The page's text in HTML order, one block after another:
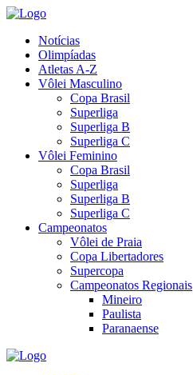
Notícias
Olimpíadas
Atletas A-Z
Vôlei Masculino
Copa Brasil
Superliga
Superliga B
Superliga C
Vôlei Feminino
Copa Brasil
Superliga
Superliga B
Superliga C
Campeonatos
Vôlei de Praia
Copa Libertadores
Supercopa
Campeonatos Regionais
Mineiro
Paulista
Paranaense